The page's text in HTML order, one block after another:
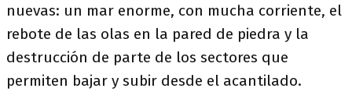
nuevas: un mar enorme, con mucha corriente, el
rebote de las olas en la pared de piedra y la
destrucción de parte de los sectores que
permiten bajar y subir desde el acantilado.